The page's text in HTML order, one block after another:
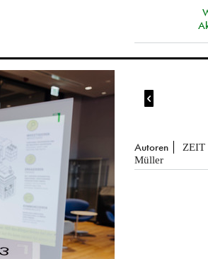

Autoren
ZEIT
Müller